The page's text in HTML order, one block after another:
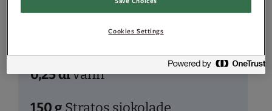
gelatinplater
0,25dlvann
150g Stratos sjokolade
Cookies Settings